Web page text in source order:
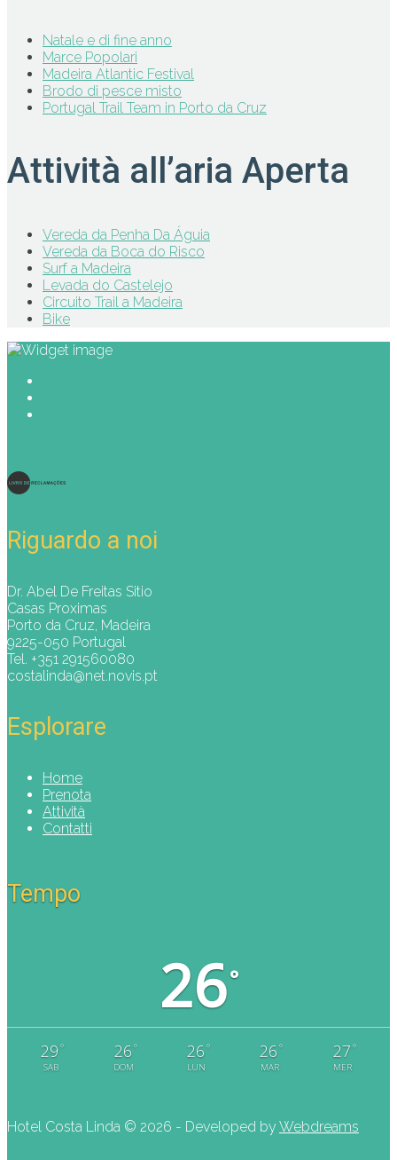
Natale e di fine anno
Marce Popolari
Madeira Atlantic Festival
Brodo di pesce misto
Portugal Trail Team in Porto da Cruz
Attività all’aria Aperta
Vereda da Penha Da Águia
Vereda da Boca do Risco
Surf a Madeira
Levada do Castelejo
Circuito Trail a Madeira
Bike
Riguardo a noi
Dr. Abel De Freitas Sitio
Casas Proximas
Porto da Cruz, Madeira
9225-050 Portugal
Tel. +351 291560080
costalinda@net.novis.pt
Esplorare
Home
Prenota
Attività
Contatti
Tempo
26°
29 °
SAB
26 °
DOM
26 °
LUN
26 °
MAR
27 °
MER
Hotel Costa Linda © 2026 - Developed by Webdreams